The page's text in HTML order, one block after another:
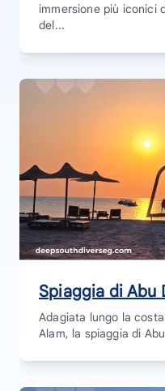
immersione più iconici
del...
Spiaggia di Abu
Adagiata lungo la
Alam, la spiaggia di